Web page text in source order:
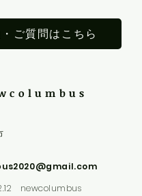
ご質問はこちら
newcolumbus